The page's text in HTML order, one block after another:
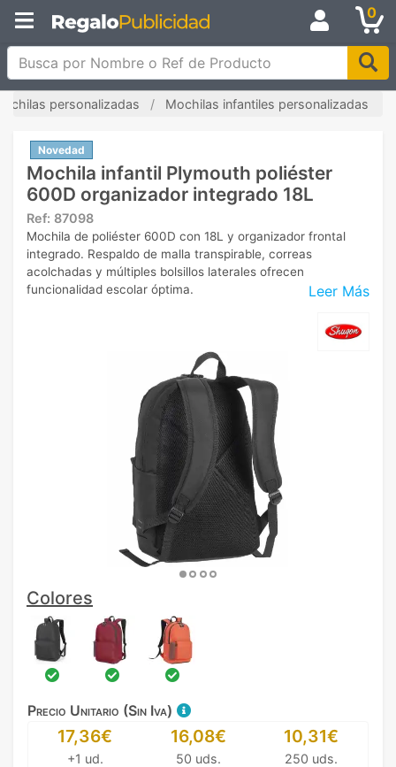
0
Busca por Nombre o Ref de Producto
personalizadas Mochilas infantiles personalizadas
Novedad
Mochila infantil Plymouth poliéster
600D organizador integrado 18L
Ref: 87098
Leer Más
Mochila de poliéster 600D con 18L y organizador frontal
integrado. Respaldo de malla transpirable, correas
acolchadas y múltiples bolsillos laterales ofrecen
funcionalidad escolar óptima.
Colores
Precio Unitario (Sin Iva)
17,36€
+1 ud.
16,08€
50 uds.
10,31€
250 uds.